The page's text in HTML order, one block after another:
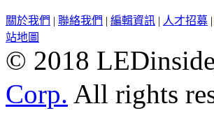
關於我們 | 聯絡我們 | 編輯資訊 | 人才招募 |
站地圖
© 2018
Corp. All rights